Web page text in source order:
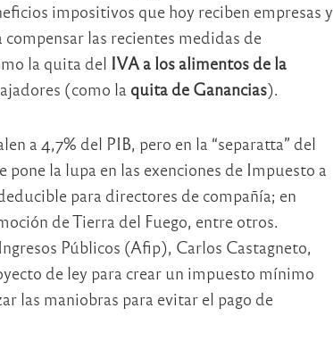
impositivos que hoy reciben empresas y
las recientes medidas de
la quita del IVA a los alimentos de la
(como la quita de Ganancias).
a 4,7% del PIB, pero en la “separatta” del
la lupa en las exenciones de Impuesto a
para directores de compañía; en
de Tierra del Fuego, entre otros.
Públicos (Afip), Carlos Castagneto,
de ley para crear un impuesto mínimo
las maniobras para evitar el pago de